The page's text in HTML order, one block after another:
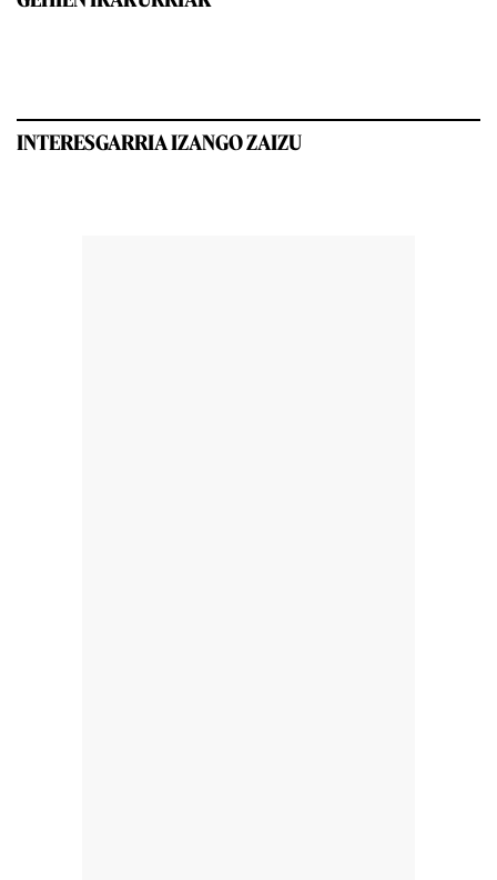
INTERESGARRIA IZANGO ZAIZU